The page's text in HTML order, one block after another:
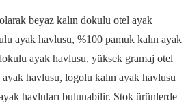
beyaz kalın dokulu otel ayak
ayak havlusu, %100 pamuk kalın ayak
ayak havlusu, yüksek gramaj otel
ayak havlusu, logolu kalın ayak havlusu
havluları bulunabilir. Stok ürünlerde